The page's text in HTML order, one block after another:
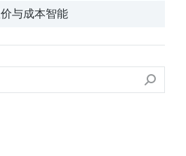
与成本智能